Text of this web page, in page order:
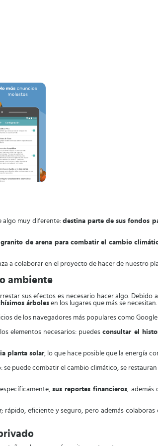
algo muy diferente: destina parte de sus fondos
de arena para combatir el cambio
a colaborar en el proyecto de hacer de nuestro
ambiente
sus efectos es necesario hacer algo. Debido
árboles en los lugares que más se necesitan.
de los navegadores más populares como
elementos necesarios: puedesconsultar el
planta solar, lo que hace posible que la energía
se puede combatir el cambio climático, se
específicamente, sus reportes financieros, además
; rápido, eficiente y seguro, pero además